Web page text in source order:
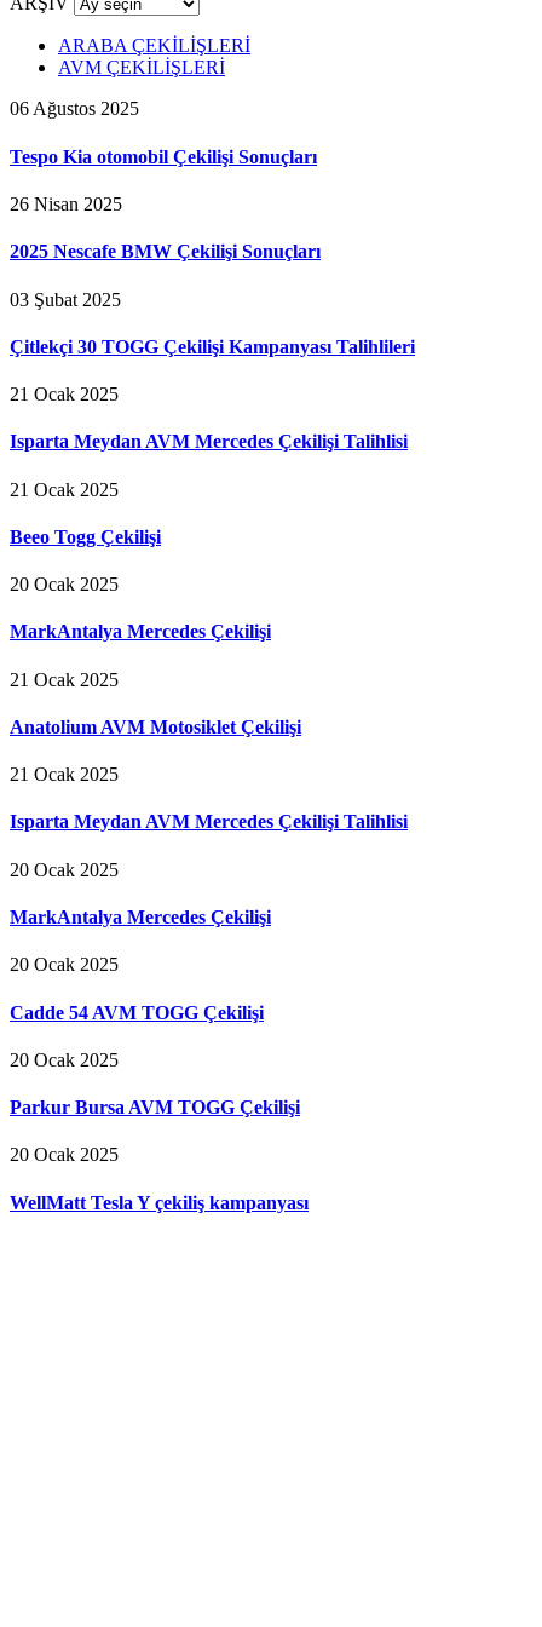
ARABA ÇEKİLİŞLERİ
AVM ÇEKİLİŞLERİ
06 Ağustos 2025
Tespo Kia otomobil Çekilişi Sonuçları
26 Nisan 2025
2025 Nescafe BMW Çekilişi Sonuçları
03 Şubat 2025
Çitlekçi 30 TOGG Çekilişi Kampanyası Talihlileri
21 Ocak 2025
Isparta Meydan AVM Mercedes Çekilişi Talihlisi
21 Ocak 2025
Beeo Togg Çekilişi
20 Ocak 2025
MarkAntalya Mercedes Çekilişi
21 Ocak 2025
Anatolium AVM Motosiklet Çekilişi
21 Ocak 2025
Isparta Meydan AVM Mercedes Çekilişi Talihlisi
20 Ocak 2025
MarkAntalya Mercedes Çekilişi
20 Ocak 2025
Cadde 54 AVM TOGG Çekilişi
20 Ocak 2025
Parkur Bursa AVM TOGG Çekilişi
20 Ocak 2025
WellMatt Tesla Y çekiliş kampanyası